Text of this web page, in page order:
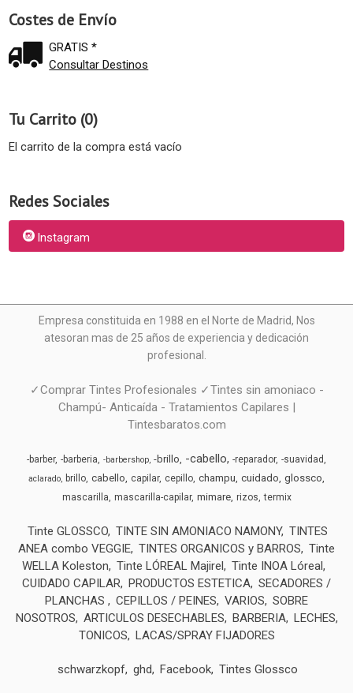
Costes de Envío
GRATIS *
Consultar Destinos
Tu Carrito (0)
El carrito de la compra está vacío
Redes Sociales
Instagram
Empresa constituida en 1988 en el Norte de Madrid, Nos
atesoran mas de 25 años de experiencia y dedicación
profesional.
✓Comprar Tintes Profesionales ✓Tintes sin amoniaco -
Champú- Anticaída - Tratamientos Capilares |
Tintesbaratos.com
-barber -barberia -barbershop -brillo -cabello -reparador -suavidad
aclarado brillo cabello capilar cepillo champu cuidado glossco
mascarilla mascarilla-capilar mimare rizos termix
Tinte GLOSSCO TINTE SIN AMONIACO NAMONY TINTES
ANEA combo VEGGIE TINTES ORGANICOS y BARROS
Tinte
WELLA Koleston
Tinte LÓREAL Majirel
Tinte INOA Lóreal
CUIDADO CAPILAR PRODUCTOS ESTETICA SECADORES /
PLANCHAS
CEPILLOS / PEINES VARIOS
SOBRE
NOSOTROS
ARTICULOS DESECHABLES BARBERIA LECHES,
TONICOS
LACAS/SPRAY FIJADORES
schwarzkopf ghd Facebook Tintes Glossco